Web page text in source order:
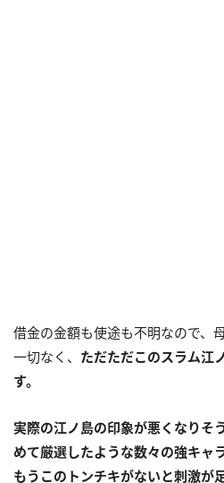
借金の金額も使途も不明なので、
一切なく、 ただただこのスラム江
す。
実際の江ノ島の印象が悪くなりそ
めて厳選したような数々の強キャ
もうこのトンチキがないと刺激が